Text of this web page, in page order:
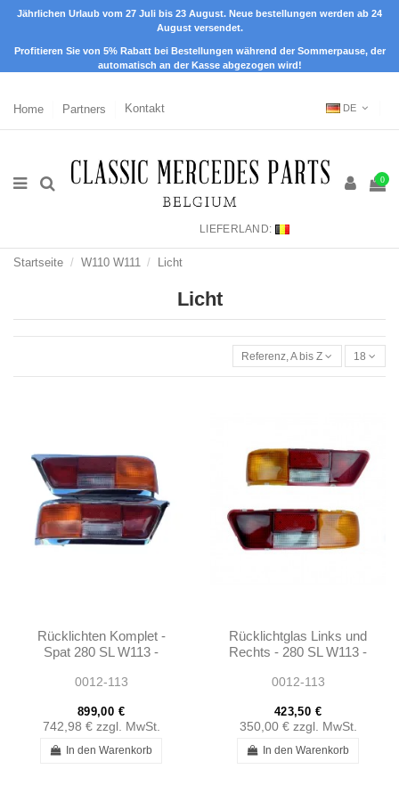
Jährlichen Urlaub vom 27 Juli bis 23 August. Neue bestellungen werden ab 24
August versendet.
Profitieren Sie von 5% Rabatt bei Bestellungen während der Sommerpause, der
automatisch an der Kasse abgezogen wird!
Home Partners Kontakt DE
0
LIEFERLAND:
Startseite W110 W111 Licht
Licht
Referenz, A bis Z 18
Rücklichten Komplet -
Spat 280 SL W113 -
1138260256
0012-113
899,00 €
742,98 € zzgl. MwSt.
In den Warenkorb
Rücklichtglas Links und
Rechts - 280 SL W113 -
1138201564
0012-113
423,50 €
350,00 € zzgl. MwSt.
In den Warenkorb